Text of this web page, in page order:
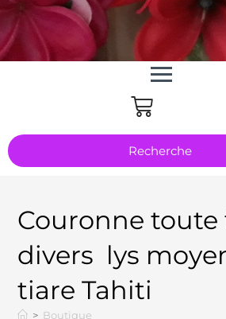
Couronne toute
divers lys
tiare Tahiti
> Boutique